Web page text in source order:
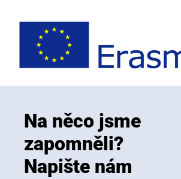
Na něco jsme
zapomněli?
Napište nám